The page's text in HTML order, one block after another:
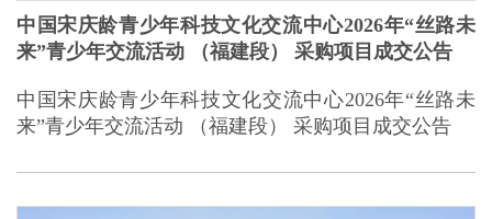
中国宋庆龄青少年科技文化交流中心2026年“丝路未
来”青少年交流活动 （福建段） 采购项目成交公告
中国宋庆龄青少年科技文化交流中心2026年“丝路未
来”青少年交流活动 （福建段） 采购项目成交公告